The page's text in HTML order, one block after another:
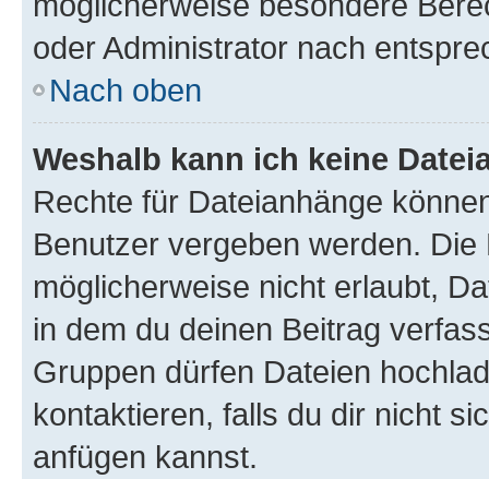
oder Administrator nach
Nach oben
Weshalb kann ich keine
Rechte für Dateianhänge
Benutzer vergeben werden.
möglicherweise nicht erlaubt,
in dem du deinen Beitrag
Gruppen dürfen Dateien
kontaktieren, falls du dir nicht
anfügen kannst.